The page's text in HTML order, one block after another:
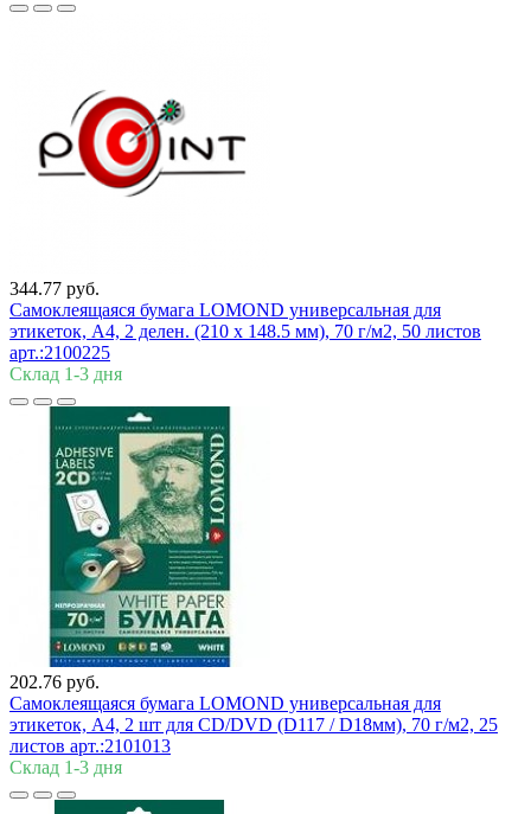
344.77 руб.
Самоклеящаяся бумага LOMOND универсальная для
этикеток, A4, 2 делен. (210 x 148.5 мм), 70 г/м2, 50 листов
арт.:2100225
Склад 1-3 дня
202.76 руб.
Самоклеящаяся бумага LOMOND универсальная для
этикеток, A4, 2 шт для CD/DVD (D117 / D18мм), 70 г/м2, 25
листов арт.:2101013
Склад 1-3 дня